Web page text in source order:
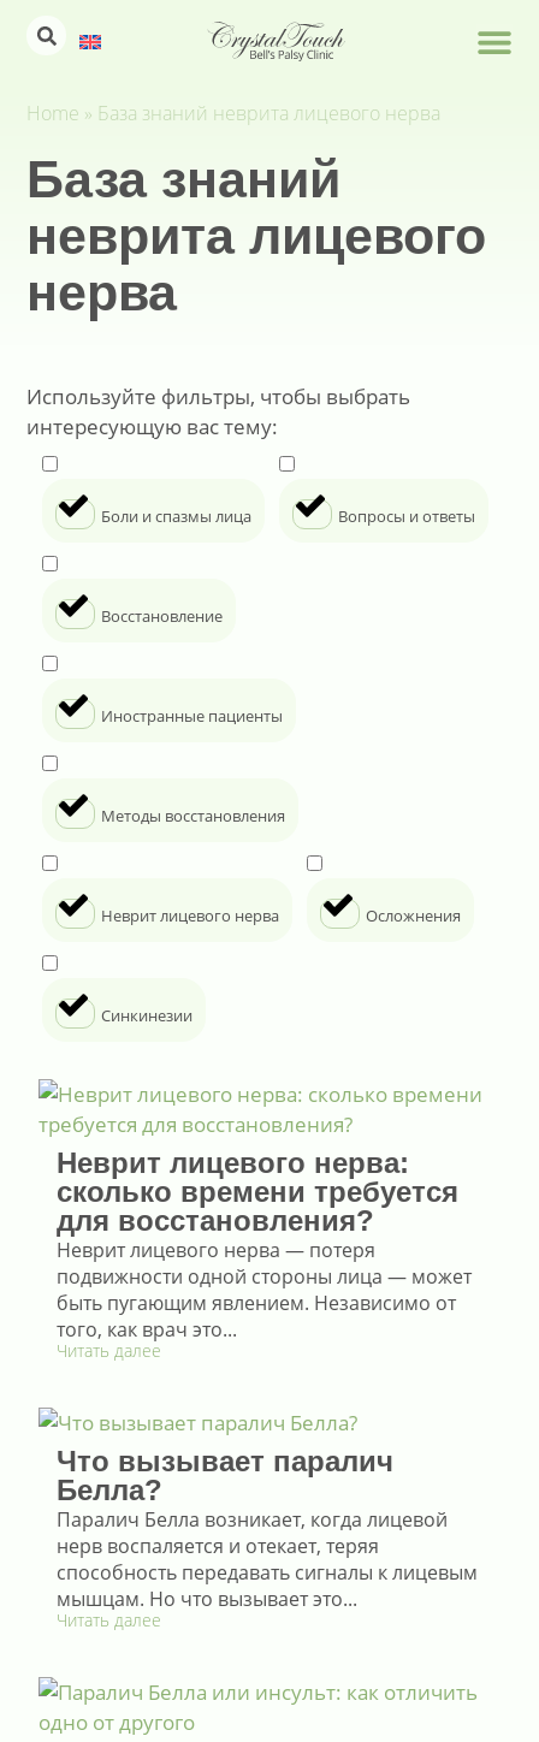
Home » База знаний неврита лицевого нерва
База знаний
неврита лицевого
нерва
Используйте фильтры, чтобы выбрать
интересующую вас тему:
Боли и спазмы лица Вопросы и ответы
Восстановление
Иностранные пациенты
Методы восстановления
Неврит лицевого нерва Осложнения
Синкинезии
Неврит лицевого нерва:
сколько времени требуется
для восстановления?
Неврит лицевого нерва — потеря
подвижности одной стороны лица — может
быть пугающим явлением. Независимо от
того, как врач это...
Читать далее
Что вызывает паралич
Белла?
Паралич Белла возникает, когда лицевой
нерв воспаляется и отекает, теряя
способность передавать сигналы к лицевым
мышцам. Но что вызывает это...
Читать далее